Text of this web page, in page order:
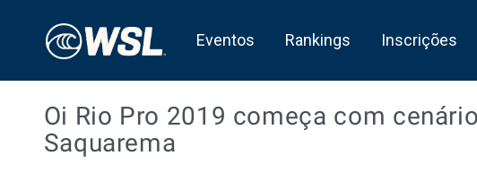
Eventos Rankings Inscrições
Oi Rio Pro 2019 começa com
Saquarema